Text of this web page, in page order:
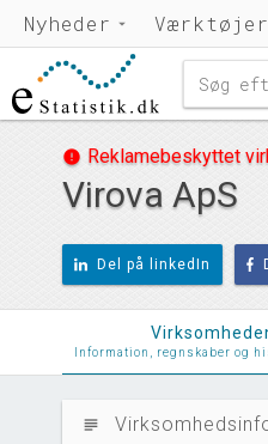
Nyheder Værktøjer
error Reklamebeskyttet
Virova ApS
Del på linkedIn
Information, regnskaber og
subject